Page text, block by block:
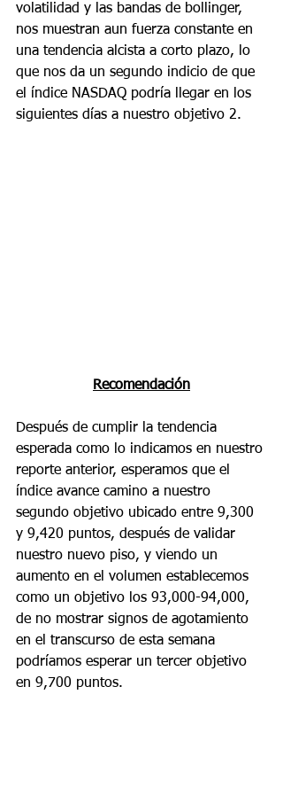
volatilidad y las bandas de bollinger,
nos muestran aun fuerza constante en
una tendencia alcista a corto plazo, lo
que nos da un segundo indicio de que
el índice NASDAQ podría llegar en los
siguientes días a nuestro objetivo 2.
Recomendación
Después de cumplir la tendencia
esperada como lo indicamos en nuestro
reporte anterior, esperamos que el
índice avance camino a nuestro
segundo objetivo ubicado entre 9,300
y 9,420 puntos, después de validar
nuestro nuevo piso, y viendo un
aumento en el volumen establecemos
como un objetivo los 93,000-94,000,
de no mostrar signos de agotamiento
en el transcurso de esta semana
podríamos esperar un tercer objetivo
en 9,700 puntos.